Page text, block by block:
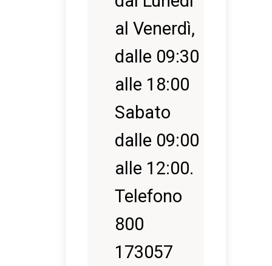
al Venerdì,
dalle 09:30
alle 18:00
Sabato
dalle 09:00
alle 12:00.
Telefono
800
173057